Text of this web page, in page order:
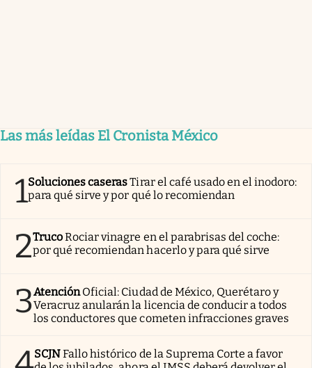
Las más leídas El Cronista México
1Soluciones caserasTirar el café usado en el inodoro:
para qué sirve y por qué lo recomiendan
2TrucoRociar vinagre en el parabrisas del coche:
por qué recomiendan hacerlo y para qué sirve
3AtenciónOficial: Ciudad de México, Querétaro y
Veracruz anularán la licencia de conducir a todos
los conductores que cometen infracciones graves
SCJNFallo histórico de la Suprema Corte a favor